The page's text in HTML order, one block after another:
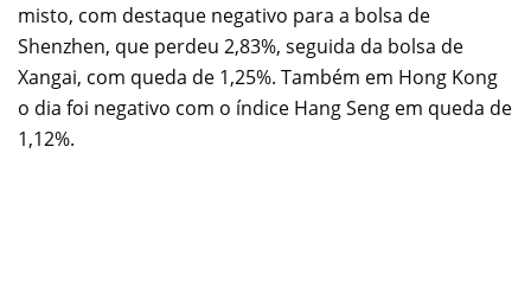
misto, com destaque negativo para a bolsa de
Shenzhen, que perdeu 2,83%, seguida da bolsa de
Xangai, com queda de 1,25%. Também em Hong Kong
o dia foi negativo com o índice Hang Seng em queda de
1,12%.